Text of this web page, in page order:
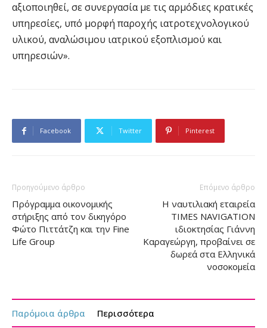
αξιοποιηθεί, σε συνεργασία με τις αρμόδιες κρατικές
υπηρεσίες, υπό μορφή παροχής ιατροτεχνολογικού
υλικού, αναλώσιμου ιατρικού εξοπλισμού και
υπηρεσιών».
Facebook Twitter Pinterest
Προηγούμενο άρθρο
Πρόγραμμα οικονομικής
στήριξης από τον δικηγόρο
Φώτο Πιττάτζη και την Fine
Life Group
Επόμενο άρθρο
Η ναυτιλιακή εταιρεία
TIMES NAVIGATION
ιδιοκτησίας Γιάννη
Καραγεώργη, προβαίνει σε
δωρεά στα Ελληνικά
νοσοκομεία
Παρόμοια άρθρα Περισσότερα